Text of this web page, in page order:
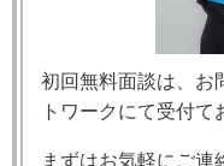
初回無料面談は、お
トワークにて受付て
まずはお気軽にご連